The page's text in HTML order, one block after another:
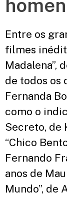
Entre os
filmes
Madalena”,
de todos os
Fernanda
como o
Secreto, de
“Chico
Fernando
anos de
Mundo”, de